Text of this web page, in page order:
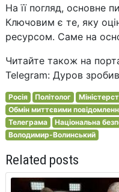
На її погляд, основне
Ключовим є те, яку
ресурсом. Саме на
Читайте також на
Telegram: Дуров
Росія Політолог
Обмін миттєвими
Телеграма
Національна
Володимир-Волинський
Related posts